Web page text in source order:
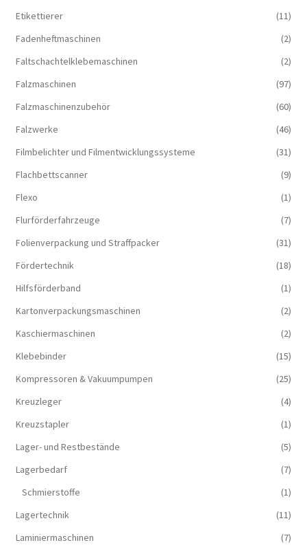
Etikettierer
(11)
Fadenheftmaschinen
(2)
Faltschachtelklebemaschinen
(2)
Falzmaschinen
(97)
Falzmaschinenzubehör
(60)
Falzwerke
(46)
Filmbelichter und Filmentwicklungssysteme
(31)
Flachbettscanner
(9)
Flexo
(1)
Flurförderfahrzeuge
(7)
Folienverpackung und Straffpacker
(31)
Fördertechnik
(18)
Hilfsförderband
(1)
Kartonverpackungsmaschinen
(2)
Kaschiermaschinen
(2)
Klebebinder
(15)
Kompressoren & Vakuum­pumpen
(25)
Kreuzleger
(4)
Kreuzstapler
(1)
Lager- und Restbestände
(5)
Lagerbedarf
(7)
Schmierstoffe
(1)
Lagertechnik
(11)
Laminiermaschinen
(7)